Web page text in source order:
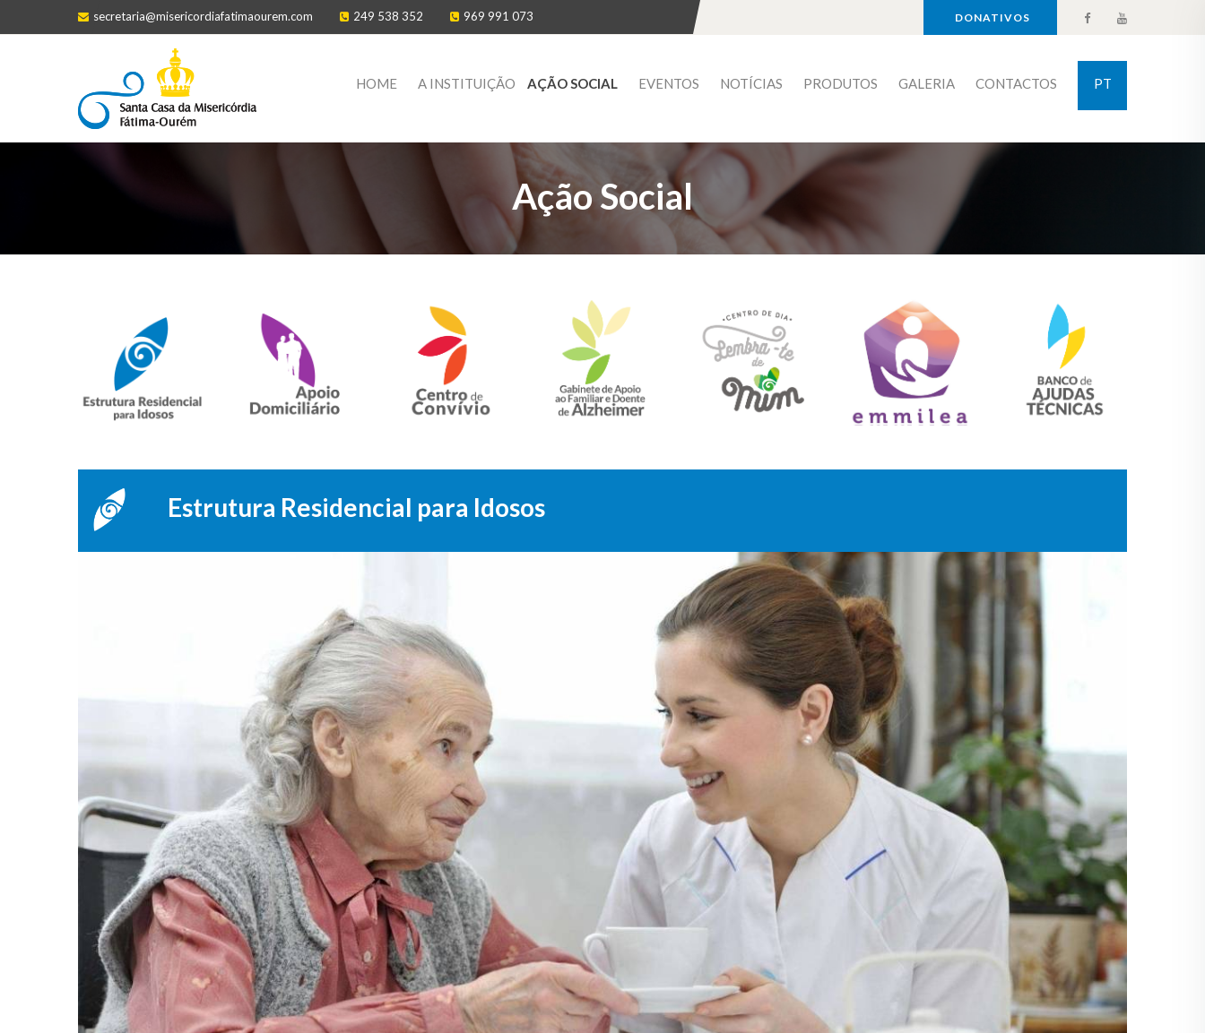
secretaria@misericordiafatimaourem.com 249 538 352 969 991 073 DONATIVOS
HOME A INSTITUIÇÃO AÇÃO SOCIAL EVENTOS NOTÍCIAS PRODUTOS GALERIA CONTACTOS PT
Ação Social
Estrutura Residencial para Idosos